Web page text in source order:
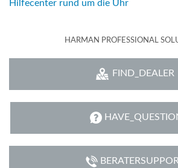
Hilfecenter rund um die Uhr
HARMAN PROFESSIONAL
FIND_DEALER